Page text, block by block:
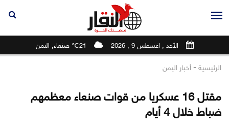
الأحد , اغسطس 9 , 2026 21℃ صنعاء, اليمن
الرئيسية - أخبار اليمن
مقتل 16 عسكريا من قوات صنعاء معظمهم
ضباط خلال 4 أيام